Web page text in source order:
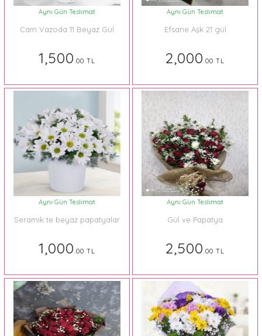
Aynı Gün Teslimat
Cam Vazoda 11 Beyaz Gül
1,500.00 TL
Aynı Gün Teslimat
Efsane Aşk 21 gül
2,000.00 TL
Aynı Gün Teslimat
Seramik te beyaz papatyalar
1,000.00 TL
Aynı Gün Teslimat
Gül ve Papatya
2,500.00 TL